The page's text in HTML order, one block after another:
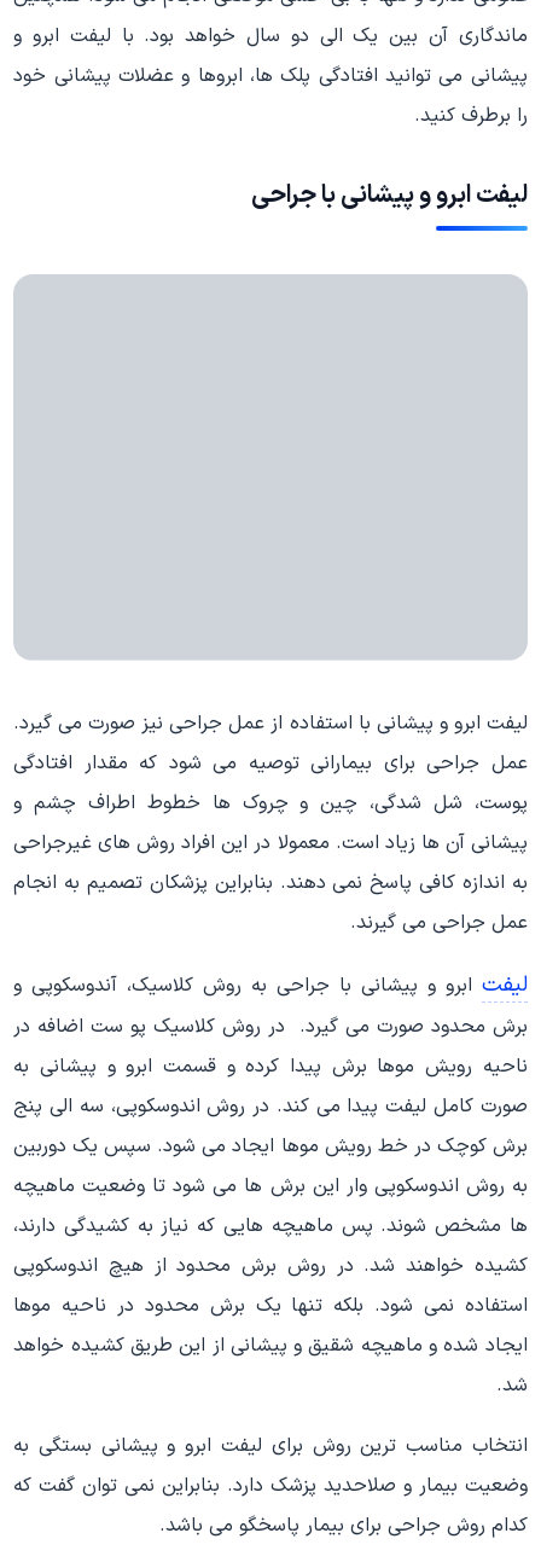
ماندگاری آن بین یک الی دو سال خواهد بود. با لیفت ابرو و
پیشانی می توانید افتادگی پلک ها، ابروها و عضلات پیشانی خود
را برطرف کنید.
لیفت ابرو و پیشانی با جراحی
لیفت ابرو و پیشانی با استفاده از عمل جراحی نیز صورت می گیرد.
عمل جراحی برای بیمارانی توصیه می شود که مقدار افتادگی
پوست، شل شدگی، چین و چروک ها خطوط اطراف چشم و
پیشانی آن ها زیاد است. معمولا در این افراد روش های غیرجراحی
به اندازه کافی پاسخ نمی دهند. بنابراین پزشکان تصمیم به انجام
عمل جراحی می گیرند.
لیفت ابرو و پیشانی با جراحی به روش کلاسیک، آندوسکوپی و
برش محدود صورت می گیرد. در روش کلاسیک پو ست اضافه در
ناحیه رویش موها برش پیدا کرده و قسمت ابرو و پیشانی به
صورت کامل لیفت پیدا می کند. در روش اندوسکوپی، سه الی پنج
برش کوچک در خط رویش موها ایجاد می شود. سپس یک دوربین
به روش اندوسکوپی وار این برش ها می شود تا وضعیت ماهیچه
ها مشخص شوند. پس ماهیچه هایی که نیاز به کشیدگی دارند،
کشیده خواهند شد. در روش برش محدود از هیچ اندوسکوپی
استفاده نمی شود. بلکه تنها یک برش محدود در ناحیه موها
ایجاد شده و ماهیچه شقیق و پیشانی از این طریق کشیده خواهد
شد.
انتخاب مناسب ترین روش برای لیفت ابرو و پیشانی بستگی به
وضعیت بیمار و صلاحدید پزشک دارد. بنابراین نمی توان گفت که
کدام روش جراحی برای بیمار پاسخگو می باشد.